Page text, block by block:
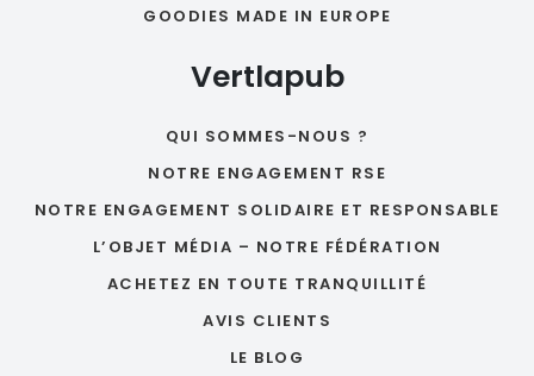
GOODIES MADE IN EUROPE
Vertlapub
QUI SOMMES-NOUS ?
NOTRE ENGAGEMENT RSE
NOTRE ENGAGEMENT SOLIDAIRE ET RESPONSABLE
L’OBJET MÉDIA – NOTRE FÉDÉRATION
ACHETEZ EN TOUTE TRANQUILLITÉ
AVIS CLIENTS
LE BLOG